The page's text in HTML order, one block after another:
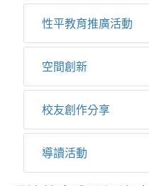
性平教育推廣活動
空間創新
校友創作分享
導讀活動